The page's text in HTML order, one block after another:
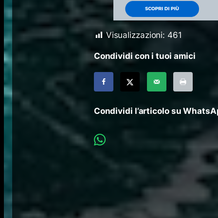
Visualizzazioni: 461
Condividi con i tuoi amici
Condividi l’articolo su